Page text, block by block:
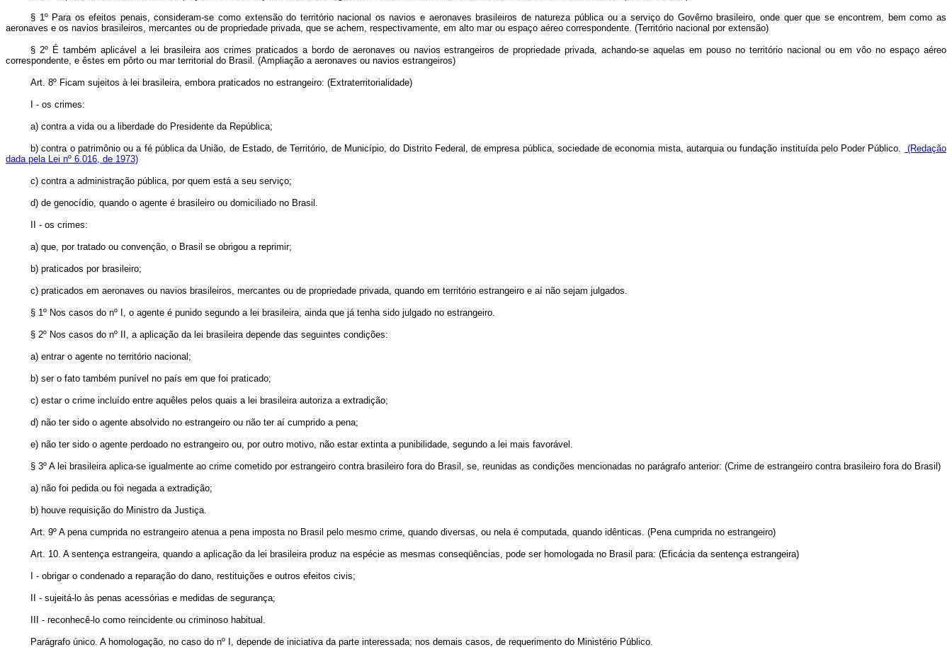
§ 1º Para os efeitos penais, consideram-se como extensão do território nacional os navios e aeronaves brasileiros de natureza pública ou a serviço do Govêrno brasileiro, onde quer que se encontrem, bem como as
aeronaves e os navios brasileiros, mercantes ou de propriedade privada, que se achem, respectivamente, em alto mar ou espaço aéreo correspondente. (Território nacional por extensão)
§ 2º É também aplicável a lei brasileira aos crimes praticados a bordo de aeronaves ou navios estrangeiros de propriedade privada, achando-se aquelas em pouso no território nacional ou em vôo no espaço aéreo
correspondente, e êstes em pôrto ou mar territorial do Brasil. (Ampliação a aeronaves ou navios estrangeiros)
Art. 8º Ficam sujeitos à lei brasileira, embora praticados no estrangeiro: (Extraterritorialidade)
I - os crimes:
a) contra a vida ou a liberdade do Presidente da República;
b) contra o patrimônio ou a fé pública da União, de Estado, de Território, de Município, do Distrito Federal, de empresa pública, sociedade de economia mista, autarquia ou fundação instituída pelo Poder Público.
(Redação
dada pela Lei nº 6.016, de 1973)
c) contra a administração pública, por quem está a seu serviço;
d) de genocídio, quando o agente é brasileiro ou domiciliado no Brasil.
II - os crimes:
a) que, por tratado ou convenção, o Brasil se obrigou a reprimir;
b) praticados por brasileiro;
c) praticados em aeronaves ou navios brasileiros, mercantes ou de propriedade privada, quando em território estrangeiro e aí não sejam julgados.
§ 1º Nos casos do nº I, o agente é punido segundo a lei brasileira, ainda que já tenha sido julgado no estrangeiro.
§ 2º Nos casos do nº II, a aplicação da lei brasileira depende das seguintes condições:
a) entrar o agente no território nacional;
b) ser o fato também punível no país em que foi praticado;
c) estar o crime incluído entre aquêles pelos quais a lei brasileira autoriza a extradição;
d) não ter sido o agente absolvido no estrangeiro ou não ter aí cumprido a pena;
e) não ter sido o agente perdoado no estrangeiro ou, por outro motivo, não estar extinta a punibilidade, segundo a lei mais favorável.
§ 3º A lei brasileira aplica-se igualmente ao crime cometido por estrangeiro contra brasileiro fora do Brasil, se, reunidas as condições mencionadas no parágrafo anterior: (Crime de estrangeiro contra brasileiro fora do Brasil)
a) não foi pedida ou foi negada a extradição;
b) houve requisição do Ministro da Justiça.
Art. 9º A pena cumprida no estrangeiro atenua a pena imposta no Brasil pelo mesmo crime, quando diversas, ou nela é computada, quando idênticas. (Pena cumprida no estrangeiro)
Art. 10. A sentença estrangeira, quando a aplicação da lei brasileira produz na espécie as mesmas conseqüências, pode ser homologada no Brasil para: (Eficácia da sentença estrangeira)
I - obrigar o condenado a reparação do dano, restituições e outros efeitos civis;
II - sujeitá-lo às penas acessórias e medidas de segurança;
III - reconhecê-lo como reincidente ou criminoso habitual.
Parágrafo único. A homologação, no caso do nº I, depende de iniciativa da parte interessada; nos demais casos, de requerimento do Ministério Público.